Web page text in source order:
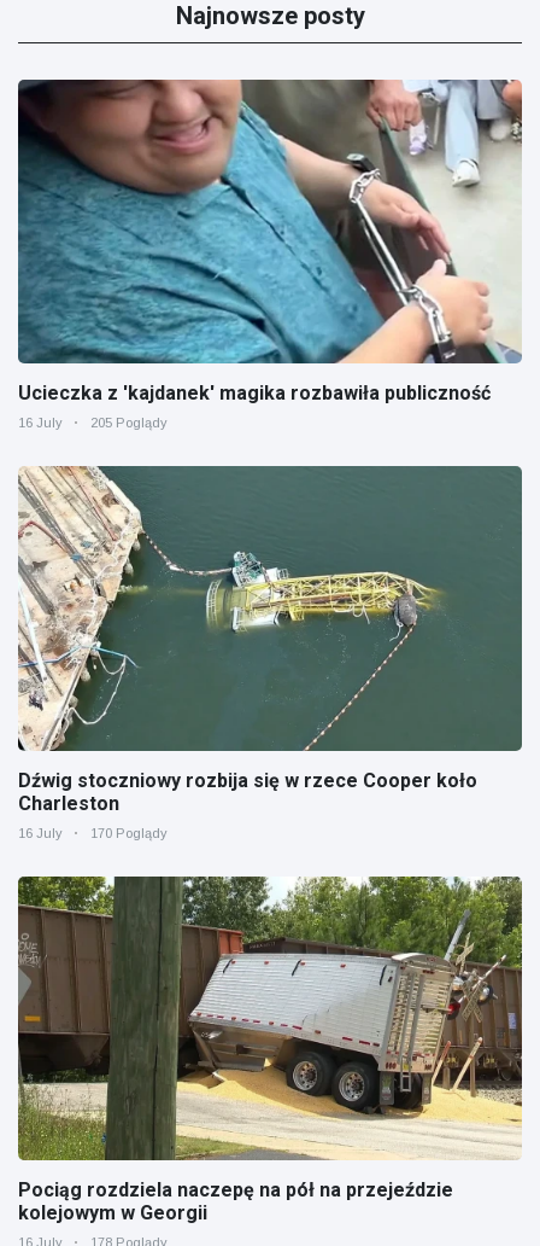
Najnowsze posty
Ucieczka z 'kajdanek' magika rozbawiła publiczność
16 July 205 Poglądy
Dźwig stoczniowy rozbija się w rzece Cooper koło
Charleston
16 July 170 Poglądy
Pociąg rozdziela naczepę na pół na przejeździe
kolejowym w Georgii
16 July 178 Poglądy